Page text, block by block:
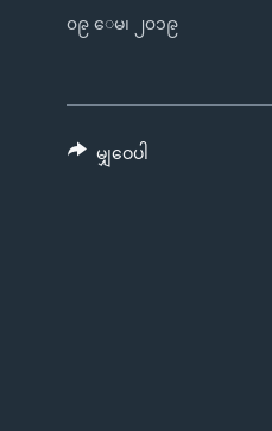
နိုင်ငံတကာ
တရုတ်
အစ္စရေး-ပါလက်စတိုင်း
ရပ်ဝန်းတခု လမ်းတခု အလွန်
အင်္ဂလိပ်စာလေ့လာမယ်
၀၉ ေမ၊ ၂၀၁၉
မျှဝေပါ